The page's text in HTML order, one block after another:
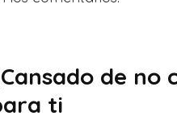
de no
ti